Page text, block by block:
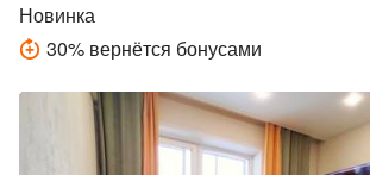
Новинка
30% вернётся бонусами